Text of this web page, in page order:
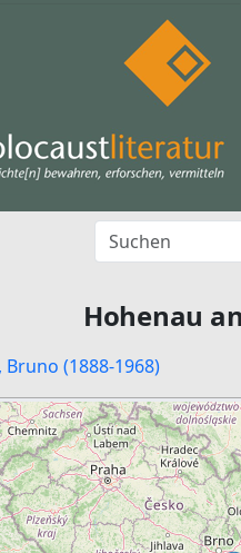
Hohenau
Bruno (1888-1968)